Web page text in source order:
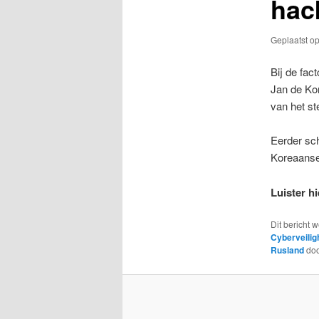
Geplaatst op
Bij de
Jan de
van het
Eerder
Luister
Dit bericht
Rusland